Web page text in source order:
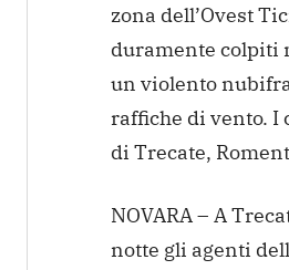
zona dell’Ovest
duramente colpiti
un violento
raffiche di vento. I
di Trecate,
NOVARA – A
notte gli agenti